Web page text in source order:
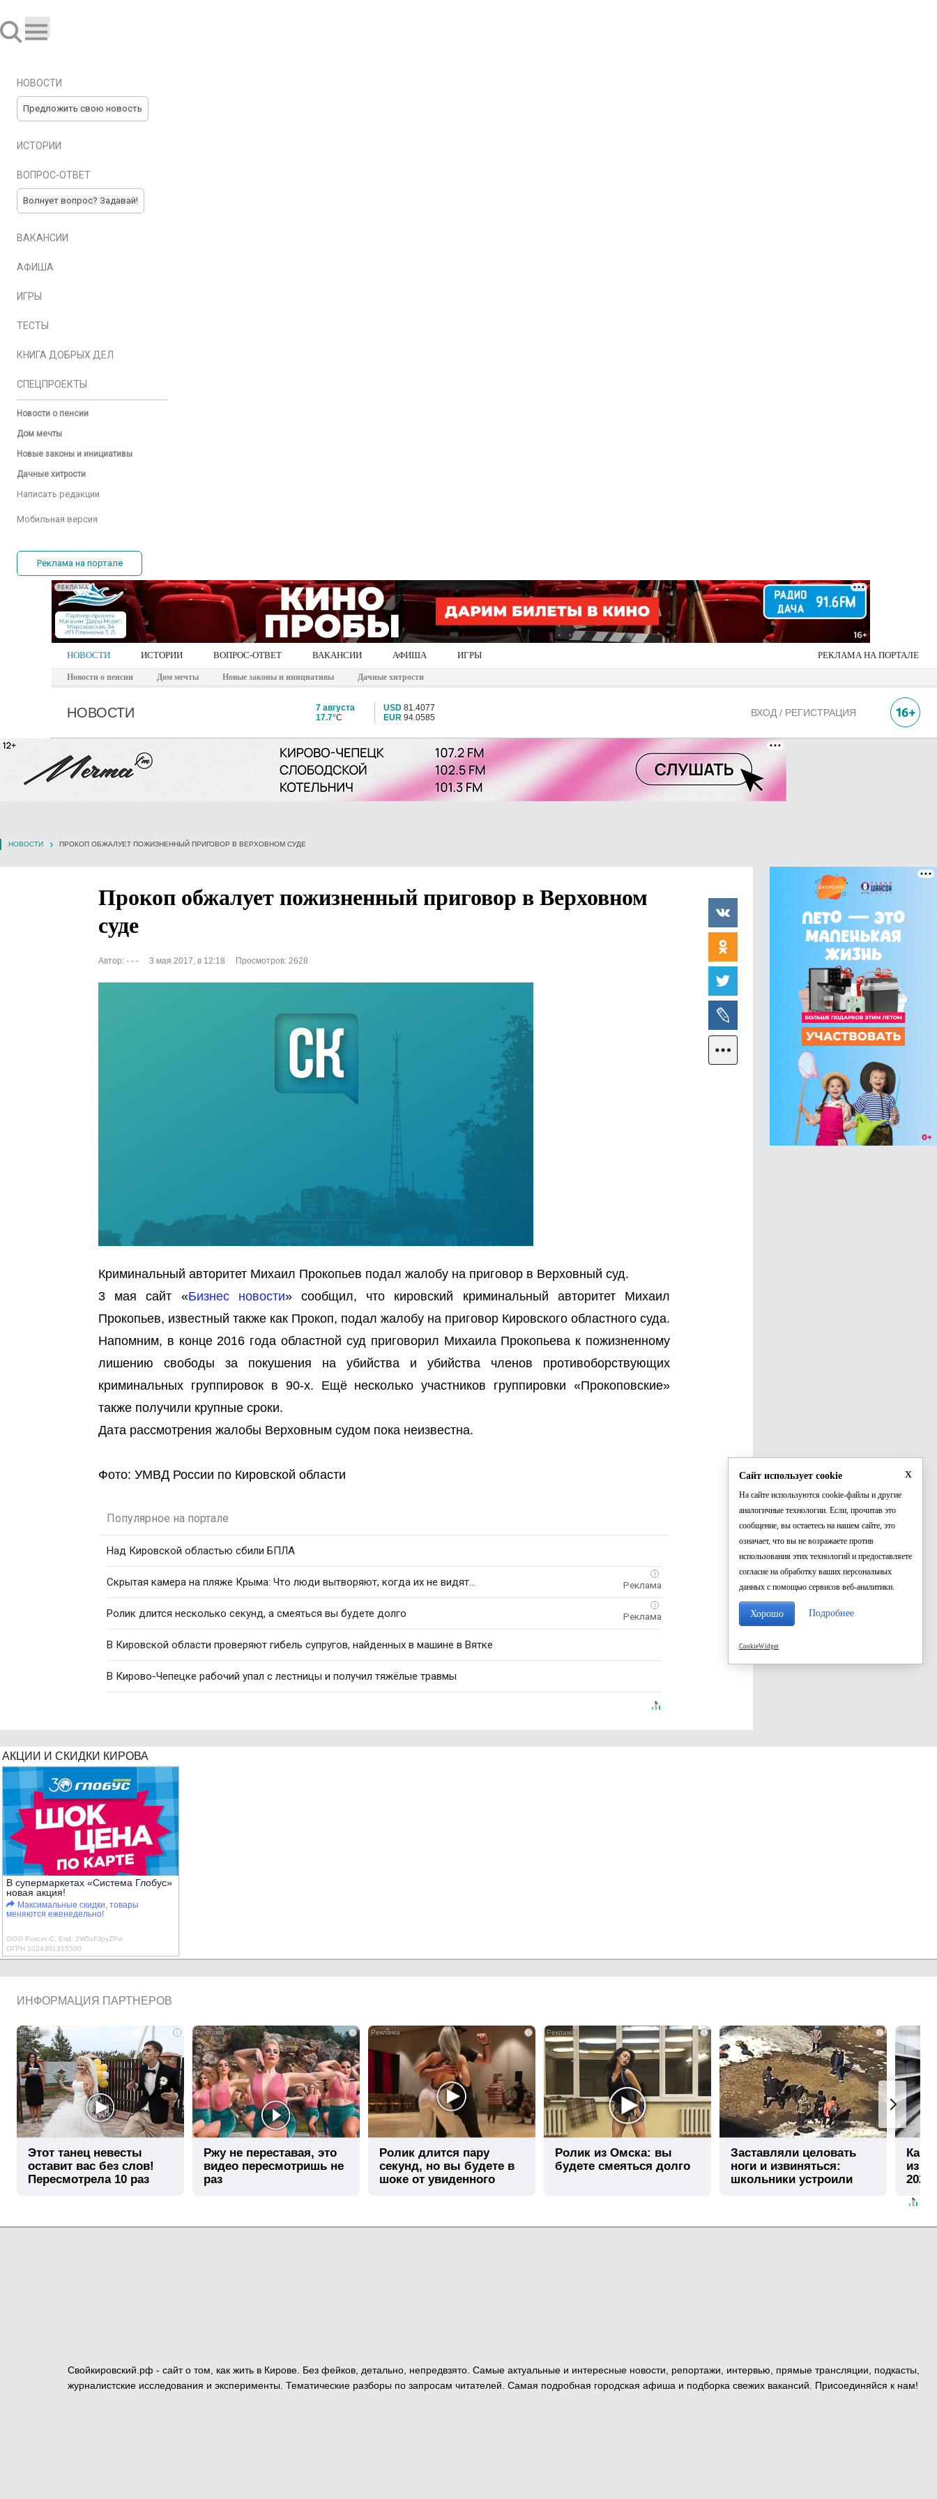
НОВОСТИ
Предложить свою новость
ИСТОРИИ
ВОПРОС-ОТВЕТ
Волнует вопрос? Задавай!
ВАКАНСИИ
АФИША
ИГРЫ
ТЕСТЫ
КНИГА ДОБРЫХ ДЕЛ
СПЕЦПРОЕКТЫ
Новости о пенсии
Дом мечты
Новые законы и инициативы
Дачные хитрости
Написать редакции
Мобильная версия
Реклама на портале
РЕКЛАМА
НОВОСТИ ИСТОРИИ ВОПРОС-ОТВЕТ ВАКАНСИИ АФИША ИГРЫ РЕКЛАМА НА ПОРТАЛЕ
Новости о пенсии Дом мечты Новые законы и инициативы Дачные хитрости
НОВОСТИ
7 августа
17.7°C
USD 81.4077
EUR 94.0585 ВХОД / РЕГИСТРАЦИЯ
НОВОСТИ ПРОКОП ОБЖАЛУЕТ ПОЖИЗНЕННЫЙ ПРИГОВОР В ВЕРХОВНОМ СУДЕ
Прокоп обжалует пожизненный приговор в Верховном
суде
Автор: - - - 3 мая 2017, в 12:18 Просмотров: 2628
Криминальный авторитет Михаил Прокопьев подал жалобу на приговор в Верховный суд.
3 мая сайт «Бизнес новости» сообщил, что кировский криминальный авторитет Михаил
Прокопьев, известный также как Прокоп, подал жалобу на приговор Кировского областного суда.
Напомним, в конце 2016 года областной суд приговорил Михаила Прокопьева к пожизненному
лишению свободы за покушения на убийства и убийства членов противоборствующих
криминальных группировок в 90-х. Ещё несколько участников группировки «Прокоповские»
также получили крупные сроки.
Дата рассмотрения жалобы Верховным судом пока неизвестна.
Фото: УМВД России по Кировской области
Популярное на портале
Над Кировской областью сбили БПЛА
i
Скрытая камера на пляже Крыма: Что люди вытворяют, когда их не видят...
i
Ролик длится несколько секунд, а смеяться вы будете долго
В Кировской области проверяют гибель супругов, найденных в машине в Вятке
В Кирово-Чепецке рабочий упал с лестницы и получил тяжёлые травмы
АКЦИИ И СКИДКИ КИРОВА
В супермаркетах «Система Глобус»
новая акция!
Максимальные скидки, товары
меняются еженедельно!
ООО Роксэт-С, Erid: 2W5zFJpyZPw
ОГРН 1024301315500
ИНФОРМАЦИЯ ПАРТНЕРОВ
i
Этот танец невесты
оставит вас без слов!
Пересмотрела 10 раз
i
Ржу не переставая, это
видео пересмотришь не
раз
i
Ролик длится пару
секунд, но вы будете в
шоке от увиденного
i
Ролик из Омска: вы
будете смеяться долго
i
Заставляли целовать
ноги и извиняться:
школьники устроили
из
2026
Свойкировский.рф - сайт о том, как жить в Кирове. Без фейков, детально, непредвзято. Самые актуальные и интересные новости, репортажи, интервью, прямые трансляции, подкасты,
журналистские исследования и эксперименты. Тематические разборы по запросам читателей. Самая подробная городская афиша и подборка свежих вакансий. Присоединяйся к нам!
x
Сайт использует cookie
На сайте используются cookie-файлы и другие
аналогичные технологии. Если, прочитав это
сообщение, вы остаетесь на нашем сайте, это
означает, что вы не возражаете против
использования этих технологий и предоставляете
согласие на обработку ваших персональных
данных с помощью сервисов веб-аналитики.
Хорошо Подробнее
CookieWidget